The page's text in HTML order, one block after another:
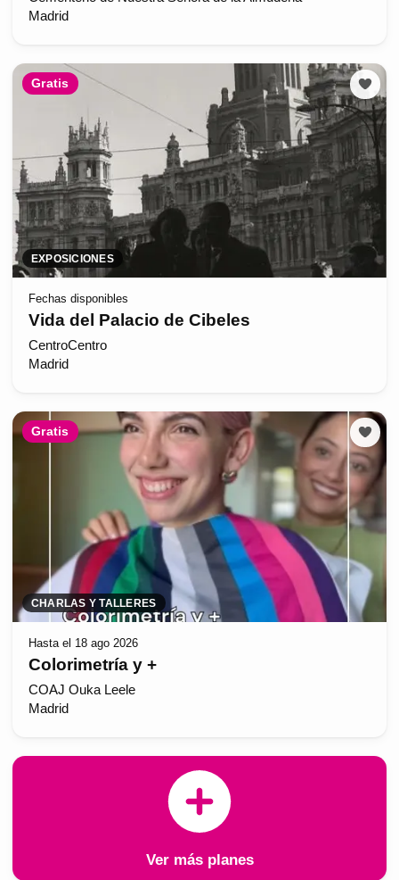
Madrid
Gratis
EXPOSICIONES
Fechas disponibles
Vida del Palacio de Cibeles
CentroCentro
Madrid
Gratis
CHARLAS Y TALLERES
Hasta el 18 ago 2026
Colorimetría y +
COAJ Ouka Leele
Madrid
Ver más planes